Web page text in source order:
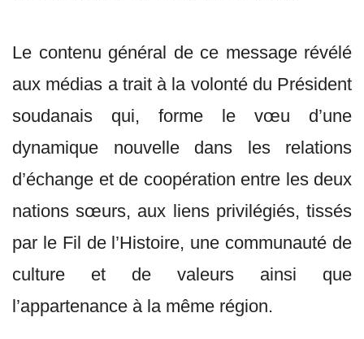
Le contenu général de ce message révélé
aux médias a trait à la volonté du Président
soudanais qui, forme le vœu d’une
dynamique nouvelle dans les relations
d’échange et de coopération entre les deux
nations sœurs, aux liens privilégiés, tissés
par le Fil de l’Histoire, une communauté de
culture et de valeurs ainsi que
l’appartenance à la même région.